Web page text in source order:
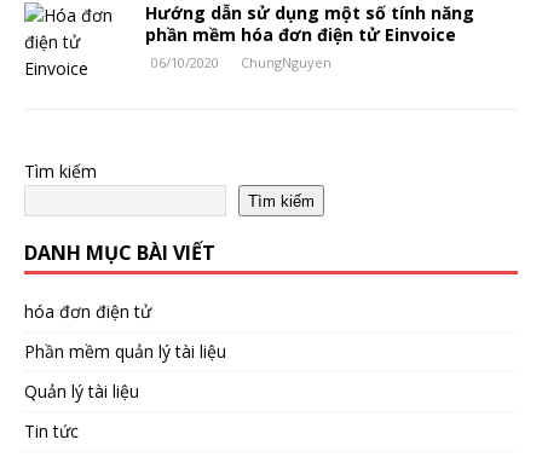
Hướng dẫn sử dụng một số tính năng
phần mềm hóa đơn điện tử Einvoice
06/10/2020 ChungNguyen
Tìm kiếm
Tìm kiếm
DANH MỤC BÀI VIẾT
hóa đơn điện tử
Phần mềm quản lý tài liệu
Quản lý tài liệu
Tin tức